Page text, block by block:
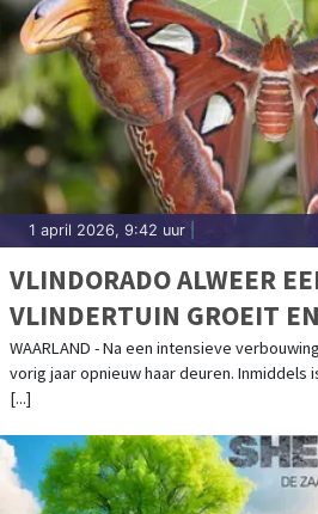
1 april 2026, 9:42 uur
VLINDORADO ALWEER
VLINDERTUIN GROEIT
WAARLAND
WAARLAND - Na een intensieve
vorig jaar opnieuw haar deuren.
[...]